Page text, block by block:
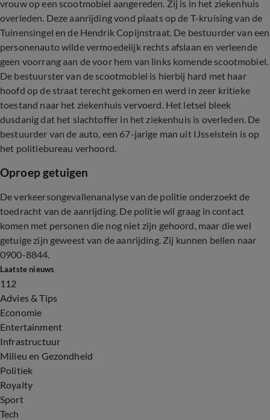
vrouw op een scootmobiel aangereden. Zij is in het ziekenhuis
overleden. Deze aanrijding vond plaats op de T-kruising van de
Tuinensingel en de Hendrik Copijnstraat. De bestuurder van een
personenauto wilde vermoedelijk rechts afslaan en verleende
geen voorrang aan de voor hem van links komende scootmobiel.
De bestuurster van de scootmobiel is hierbij hard met haar
hoofd op de straat terecht gekomen en werd in zeer kritieke
toestand naar het ziekenhuis vervoerd. Het letsel bleek
dusdanig dat het slachtoffer in het ziekenhuis is overleden. De
bestuurder van de auto, een 67-jarige man uit IJsselstein is op
het politiebureau verhoord.
Oproep getuigen
De verkeersongevallenanalyse van de politie onderzoekt de
toedracht van de aanrijding. De politie wil graag in contact
komen met personen die nog niet zijn gehoord, maar die wel
getuige zijn geweest van de aanrijding. Zij kunnen bellen naar
0900-8844.
Laatste nieuws
112
Advies & Tips
Economie
Entertainment
Infrastructuur
Milieu en Gezondheid
Politiek
Royalty
Sport
Tech